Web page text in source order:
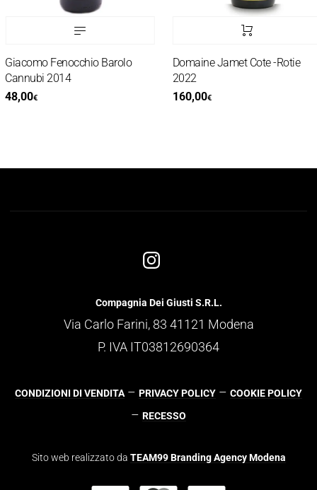
Fenocchio Barolo
2014
€
Domaine Jamet Cote -Rotie
2022
160,00€
Compagnia Dei Giusti S.R.L.
Via Carlo Farini, 83 41121 Modena
P. IVA IT03812690364
CONDIZIONI DI VENDITA – PRIVACY POLICY – COOKIE POLICY
– RECESSO
Sito web realizzato da TEAM99 Branding Agency Modena